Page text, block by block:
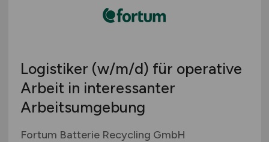
Logistiker (w/m/d) für operative
Arbeit in interessanter
Arbeitsumgebung
Fortum Batterie Recycling GmbH